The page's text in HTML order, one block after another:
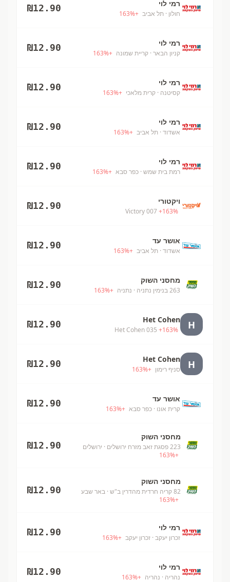
רמי לוי
חולון · תל אביב +
163%
₪12.90
רמי לוי
קניון הבאר · קריית שמונה +
163%
₪12.90
רמי לוי
קסיטנה · קרית מלאכי +
163%
₪12.90
רמי לוי
אשדוד · תל אביב +
163%
₪12.90
רמי לוי
רמת בית שמש · כפר סבא +
163%
₪12.90
ויקטורי
Victory 007+163%
₪12.90
אושר עד
אשדוד · תל אביב +
163%
₪12.90
מחסני השוק
263 בנימין נתניה · נתניה +
163%
₪12.90
H
Het Cohen
Het Cohen 035 +163%
₪12.90
H
Het Cohen
סניף רימון +
163%
₪12.90
אושר עד
קרית אונו · כפר סבא +
163%
₪12.90
מחסני השוק
223 פסגת זאב מזרח ירושלים
· ירושלים
+
163%
₪12.90
מחסני השוק
82 קריה חרדית מהדרין ב"ש
· באר שבע
+
163%
₪12.90
רמי לוי
זכרון יעקב · זכרון יעקב +
163%
₪12.90
רמי לוי
נהריה · נהריה +
163%
₪12.90